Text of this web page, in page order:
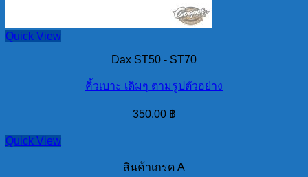
Quick View
Dax ST50 - ST70
คิ้วเบาะ เดิมๆ ตามรูปตัวอย่าง
350.00 ฿
Quick View
สินค้าเกรด A